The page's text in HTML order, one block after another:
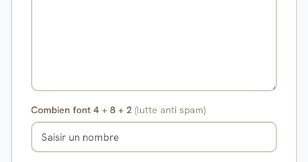
Combien font 4 + 8 + 2 (lutte anti spam)